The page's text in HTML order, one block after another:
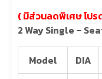
( มีส่วนลดพิเศษ โป
2 Way Single –
Model DIA